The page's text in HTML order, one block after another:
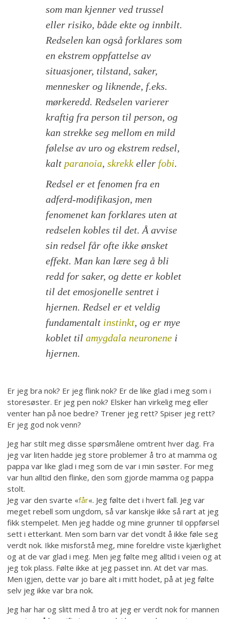
som man kjenner ved trussel
eller risiko, både ekte og innbilt.
Redselen kan også forklares som
en ekstrem oppfattelse av
situasjoner, tilstand, saker,
mennesker og liknende, f.eks.
mørkeredd. Redselen varierer
kraftig fra person til person, og
kan strekke seg mellom en mild
følelse av uro og ekstrem redsel,
kalt paranoia,skrekk eller fobi.
Redsel er et fenomen fra en
adferd-modifikasjon, men
fenomenet kan forklares uten at
redselen kobles til det. Å avvise
sin redsel får ofte ikke ønsket
effekt. Man kan lære seg å bli
redd for saker, og dette er koblet
til det emosjonelle sentret i
hjernen. Redsel er et veldig
fundamentalt instinkt, og er mye
koblet tilamygdala neuronene i
hjernen.
Er jeg bra nok? Er jeg flink nok? Er de like glad i meg som i
storesøster. Er jeg pen nok? Elsker han virkelig meg eller
venter han på noe bedre? Trener jeg rett? Spiser jeg rett?
Er jeg god nok venn?
Jeg har stilt meg disse spørsmålene omtrent hver dag. Fra
jeg var liten hadde jeg store problemer å tro at mamma og
pappa var like glad i meg som de var i min søster. For meg
var hun alltid den flinke, den som gjorde mamma og pappa
stolt.
Jeg var den svarte «får«. Jeg følte det i hvert fall. Jeg var
meget rebell som ungdom, så var kanskje ikke så rart at jeg
fikk stempelet. Men jeg hadde og mine grunner til oppførsel
sett i etterkant. Men som barn var det vondt å ikke føle seg
verdt nok. Ikke misforstå meg, mine foreldre viste kjærlighet
og at de var glad i meg. Men jeg følte meg alltid i veien og at
jeg tok plass. Følte ikke at jeg passet inn. At det var mas.
Men igjen, dette var jo bare alt i mitt hodet, på at jeg følte
selv jeg ikke var bra nok.
Jeg har har og slitt med å tro at jeg er verdt nok for mannen